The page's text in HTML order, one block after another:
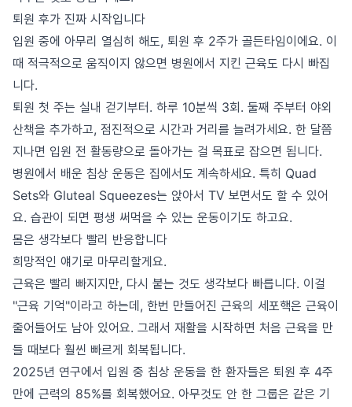
퇴원 후가 진짜 시작입니다
입원 중에 아무리 열심히 해도, 퇴원 후 2주가 골든타임이에요. 이
때 적극적으로 움직이지 않으면 병원에서 지킨 근육도 다시 빠집
니다.
퇴원 첫 주는 실내 걷기부터. 하루 10분씩 3회. 둘째 주부터 야외
산책을 추가하고, 점진적으로 시간과 거리를 늘려가세요. 한 달쯤
지나면 입원 전 활동량으로 돌아가는 걸 목표로 잡으면 됩니다.
병원에서 배운 침상 운동은 집에서도 계속하세요. 특히 Quad
Sets와 Gluteal Squeezes는 앉아서 TV 보면서도 할 수 있어
요. 습관이 되면 평생 써먹을 수 있는 운동이기도 하고요.
몸은 생각보다 빨리 반응합니다
희망적인 얘기로 마무리할게요.
근육은 빨리 빠지지만, 다시 붙는 것도 생각보다 빠릅니다. 이걸
"근육 기억"이라고 하는데, 한번 만들어진 근육의 세포핵은 근육이
줄어들어도 남아 있어요. 그래서 재활을 시작하면 처음 근육을 만
들 때보다 훨씬 빠르게 회복됩니다.
2025년 연구에서 입원 중 침상 운동을 한 환자들은 퇴원 후 4주
만에 근력의 85%를 회복했어요. 아무것도 안 한 그룹은 같은 기